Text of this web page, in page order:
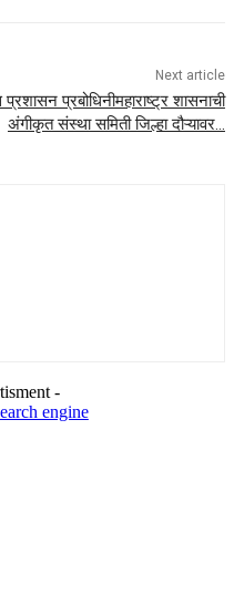
Next article
प्रबोधिनीमहाराष्ट्र शासनाची
अंगीकृत संस्था समिती जिल्हा दौऱ्यावर…
-